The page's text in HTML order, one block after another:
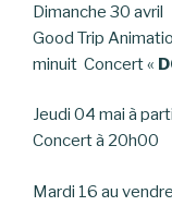
Dimanche 30
Good Trip
minuit Concert «
Jeudi 04 mai à
Concert à
Mardi 16 au